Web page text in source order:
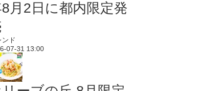
月2日に都内限定発
ンド
07-31 13:00